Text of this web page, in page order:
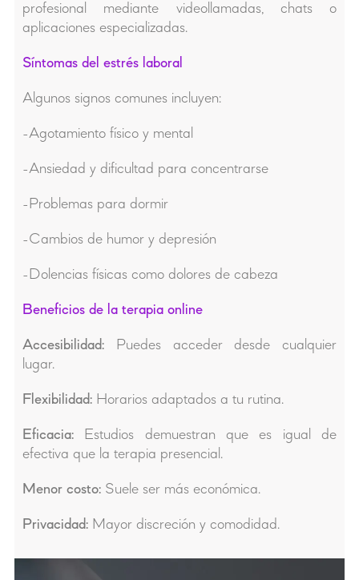
profesional mediante videollamadas, chats o
aplicaciones especializadas.
Síntomas del estrés laboral
Algunos signos comunes incluyen:
-Agotamiento físico y mental
-Ansiedad y dificultad para concentrarse
-Problemas para dormir
-Cambios de humor y depresión
-Dolencias físicas como dolores de cabeza
Beneficios de la terapia online
Accesibilidad: Puedes acceder desde cualquier
lugar.
Flexibilidad: Horarios adaptados a tu rutina.
Eficacia: Estudios demuestran que es igual de
efectiva que la terapia presencial.
Menor costo: Suele ser más económica.
Privacidad: Mayor discreción y comodidad.